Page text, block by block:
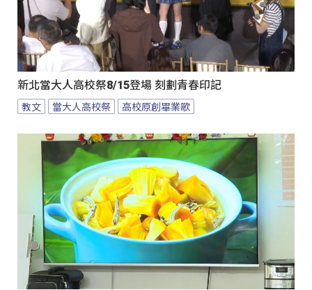
新北當大人高校祭8/15登場 刻劃青春印記
教文 當大人高校祭 高校原創畢業歌